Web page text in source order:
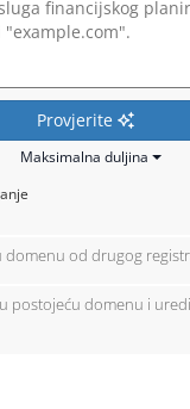
Provjerite
Maksimalna duljina
domenu od drugog
postojeću domenu i